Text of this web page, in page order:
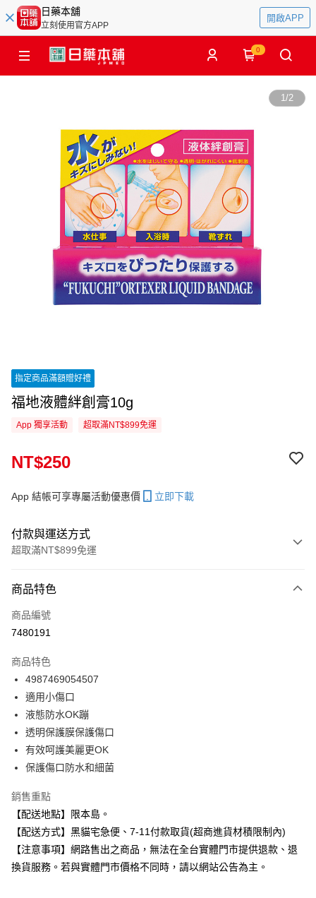
日藥本舖
立刻使用官方APP
開啟APP
0
1/2
指定商品滿額贈好禮
福地液體絆創膏10g
App 獨享活動 超取滿NT$899免運
NT$250
App 結帳可享專屬活動優惠價 立即下載
付款與運送方式
超取滿NT$899免運
信用卡一次付款
信用卡分期付款
合作金庫商業銀行
華南商業銀行
上海商業儲蓄銀行
國泰世華商業銀行
臺灣中小企業銀行
匯豐（台灣）商業銀行
聯邦商業銀行
元大商業銀行
台新國際商業銀行
台灣樂天信用卡公司
LINE Pay
Apple Pay
街口支付
Google Pay
全盈+PAY
大哥付你分期
相關說明
商品特色
商品編號
7480191
商品特色
4987469054507
適用小傷口
液態防水OK蹦
透明保護膜保護傷口
有效呵護美麗更OK
保護傷口防水和細菌
銷售重點
【配送地點】限本島。
【配送方式】黑貓宅急便、7-11付款取貨(超商進貨材積限制內)
【注意事項】網路售出之商品，無法在全台實體門市提供退款、退
換貨服務。若與實體門市價格不同時，請以網站公告為主。